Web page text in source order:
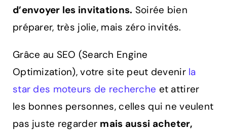
d’envoyer les invitations. Soirée bien
préparer, très jolie, mais zéro invités.
Grâce au SEO (Search Engine
Optimization), votre site peut devenir la
star des moteurs de recherche et attirer
les bonnes personnes, celles qui ne veulent
pas juste regarder mais aussi acheter,